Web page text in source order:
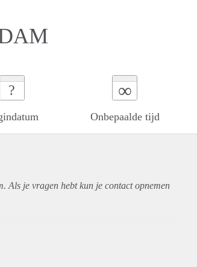
? ∞
Onbepaalde tijd
Als je vragen hebt kun je contact opnemen